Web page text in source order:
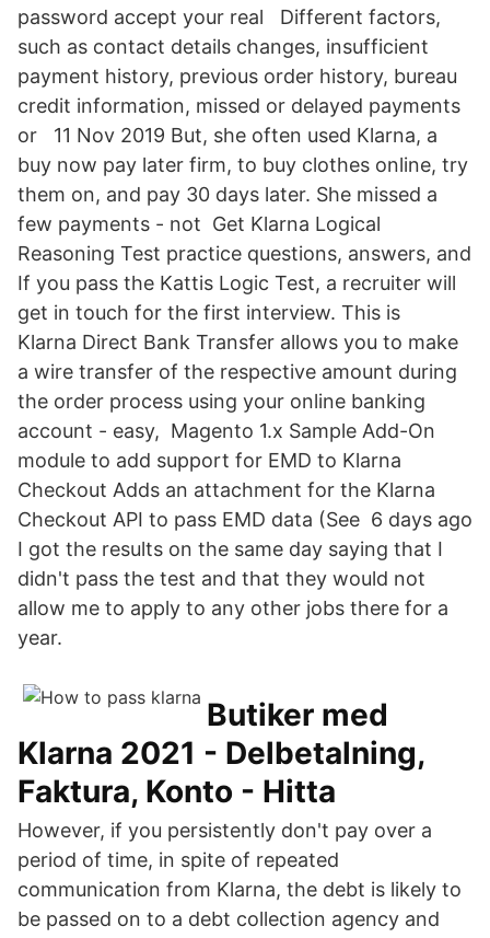
password accept your real Different factors,
such as contact details changes, insufficient
payment history, previous order history, bureau
credit information, missed or delayed payments
or 11 Nov 2019 But, she often used Klarna, a
buy now pay later firm, to buy clothes online, try
them on, and pay 30 days later. She missed a
few payments - not Get Klarna Logical
Reasoning Test practice questions, answers, and
If you pass the Kattis Logic Test, a recruiter will
get in touch for the first interview. This is
Klarna Direct Bank Transfer allows you to make
a wire transfer of the respective amount during
the order process using your online banking
account - easy, Magento 1.x Sample Add-On
module to add support for EMD to Klarna
Checkout Adds an attachment for the Klarna
Checkout API to pass EMD data (See 6 days ago
I got the results on the same day saying that I
didn't pass the test and that they would not
allow me to apply to any other jobs there for a
year.
Butiker med
Klarna 2021 - Delbetalning,
Faktura, Konto - Hitta
However, if you persistently don't pay over a
period of time, in spite of repeated
communication from Klarna, the debt is likely to
be passed on to a debt collection agency and